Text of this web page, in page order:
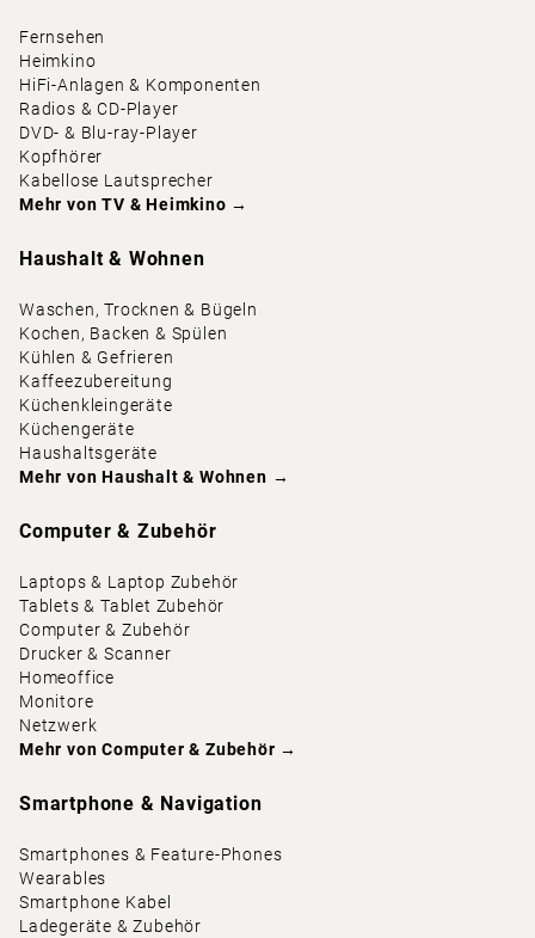
Fernsehen
Heimkino
HiFi-Anlagen & Komponenten
Radios & CD-Player
DVD- & Blu-ray-Player
Kopfhörer
Kabellose Lautsprecher
Mehr von TV & Heimkino →
Haushalt & Wohnen
Waschen, Trocknen & Bügeln
Kochen, Backen & Spülen
Kühlen & Gefrieren
Kaffeezubereitung
Küchenkleingeräte
Küchengeräte
Haushaltsgeräte
Mehr von Haushalt & Wohnen →
Computer & Zubehör
Laptops & Laptop Zubehör
Tablets & Tablet Zubehör
Computer & Zubehör
Drucker & Scanner
Homeoffice
Monitore
Netzwerk
Mehr von Computer & Zubehör →
Smartphone & Navigation
Smartphones & Feature-Phones
Wearables
Smartphone Kabel
Ladegeräte & Zubehör